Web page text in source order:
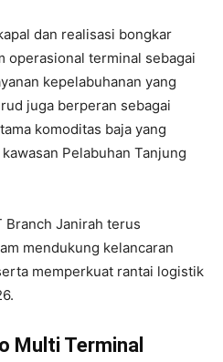
dan realisasi bongkar
operasional terminal sebagai
kepelabuhanan yang
juga berperan sebagai
komoditas baja yang
Pelabuhan Tanjung
Branch Janirah terus
mendukung kelancaran
memperkuat rantai logistik
Multi Terminal